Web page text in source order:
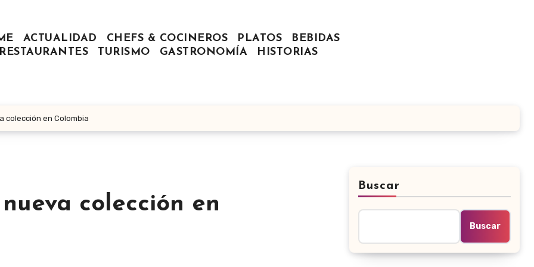
ACTUALIDAD CHEFS & COCINEROS PLATOS
BEBIDAS
RESTAURANTES
TURISMO GASTRONOMÍA HISTORIAS
colección en Colombia
colección en
Buscar
Buscar